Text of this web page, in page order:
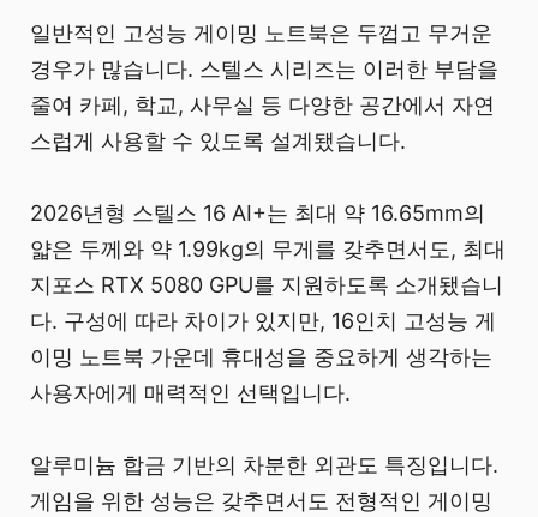
일반적인 고성능 게이밍 노트북은 두껍고 무거운
경우가 많습니다. 스텔스 시리즈는 이러한 부담을
줄여 카페, 학교, 사무실 등 다양한 공간에서 자연
스럽게 사용할 수 있도록 설계됐습니다.
2026년형 스텔스 16 AI+는 최대 약 16.65mm의
얇은 두께와 약 1.99kg의 무게를 갖추면서도, 최대
지포스 RTX 5080 GPU를 지원하도록 소개됐습니
다. 구성에 따라 차이가 있지만, 16인치 고성능 게
이밍 노트북 가운데 휴대성을 중요하게 생각하는
사용자에게 매력적인 선택입니다.
알루미늄 합금 기반의 차분한 외관도 특징입니다.
게임을 위한 성능은 갖추면서도 전형적인 게이밍